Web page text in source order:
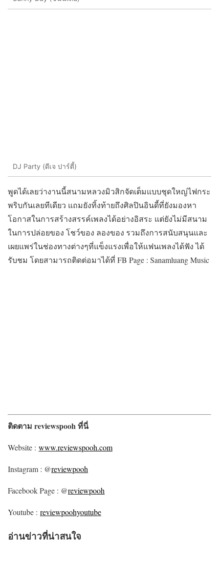
DJ Party (ดีเจ ปาร์ตี้)
พูดได้เลยว่างานนี้สนามหลวงมิวสิกจัดเต็มแบบชุดใหญ่ไฟกระ
พริบกันเลยทีเดียว แถมยังทิ้งท้ายถึงศิลปินอินดี้ที่ยังมองหา
โอกาสในการสร้างสรรค์เพลงได้อย่างอิสระ แต่ยังไม่มีสนาม
ในการปล่อยของ โชว์ของ ลองของ รวมถึงการสนับสนุนและ
เผยแพร่ในช่องทางต่างๆที่แข็งแรงเพื่อให้แฟนเพลงได้ฟัง ได้
รับชม โดยสามารถติดต่อมาได้ที่ FB Page : Sanamluang Music
ติดตาม reviewspooh ที่นี่
Website : www.reviewspooh.com
Instagram : @reviewpooh
Facebook Page : @reviewpooh
Youtube : reviewpoohyoutube
อ่านข่าวที่น่าสนใจ